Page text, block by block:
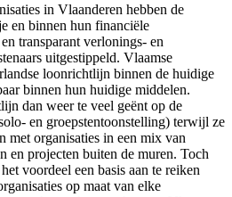
in Vlaanderen hebben de
en binnen hun financiële
transparant verlonings- en
uitgestippeld. Vlaamse
loonrichtlijn binnen de huidige
binnen hun huidige middelen.
dan weer te veel geënt op de
en groepstentoonstelling) terwijl ze
met organisaties in een mix van
en projecten buiten de muren. Toch
voordeel een basis aan te reiken
op maat van elke